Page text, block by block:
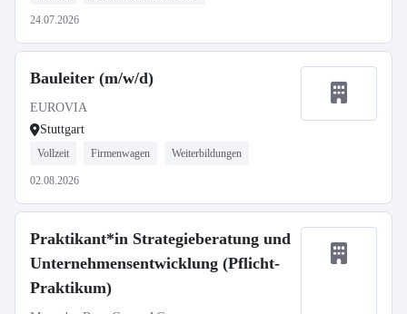
24.07.2026
Bauleiter (m/w/d)
EUROVIA
Stuttgart
Vollzeit Firmenwagen Weiterbildungen
02.08.2026
Praktikant*in Strategieberatung und
Unternehmensentwicklung (Pflicht-
Praktikum)